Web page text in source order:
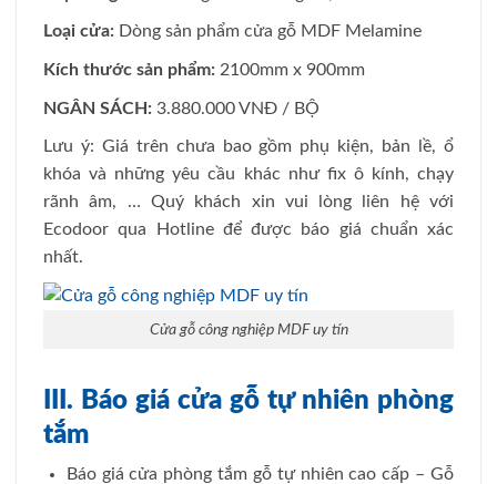
Loại cửa: Dòng sản phẩm cửa gỗ MDF Melamine
Kích thước sản phẩm: 2100mm x 900mm
NGÂN SÁCH: 3.880.000 VNĐ / BỘ
Lưu ý: Giá trên chưa bao gồm phụ kiện, bản lề, ổ
khóa và những yêu cầu khác như fix ô kính, chạy
rãnh âm, … Quý khách xin vui lòng liên hệ với
Ecodoor qua Hotline để được báo giá chuẩn xác
nhất.
Cửa gỗ công nghiệp MDF uy tín
III. Báo giá cửa gỗ tự nhiên phòng
tắm
Báo giá cửa phòng tắm gỗ tự nhiên cao cấp – Gỗ